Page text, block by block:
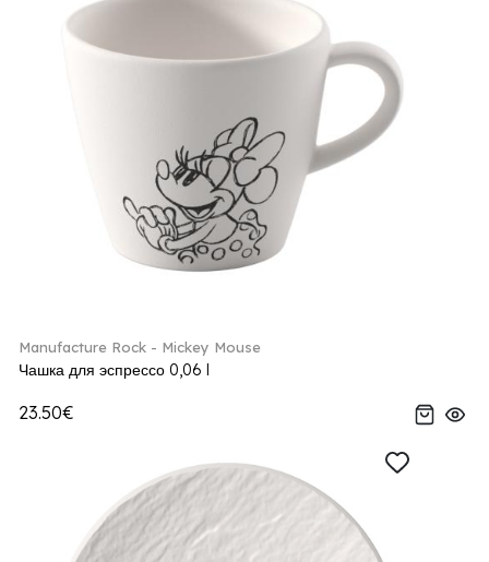
Manufacture Rock - Mickey Mouse
Чашка для эспрессо 0,06 l
23.50€